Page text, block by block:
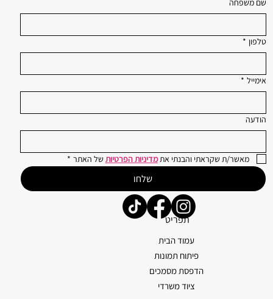
טלפון *
אימייל *
הודעה
מאשר/ת שקראתי והבנתי את מדיניות הפרטיות של האתר *
שלחו
תפריט
עמוד הבית
פיתוח תמונות
הדפסת מסמכים
ציוד משרדי